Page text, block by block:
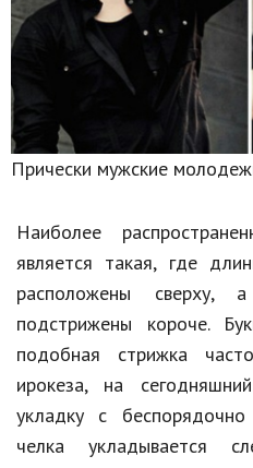
Кинематограф
Домашние животные
Семья и дети
Путешествия
Культура и общество
Мода и стиль
Бизнес
Хобби и развлечения
Финансы
Прически мужские
Наиболее
является такая, где
расположены
подстрижены короче.
подобная стрижка
ирокеза, на
укладку с
челка укладывается